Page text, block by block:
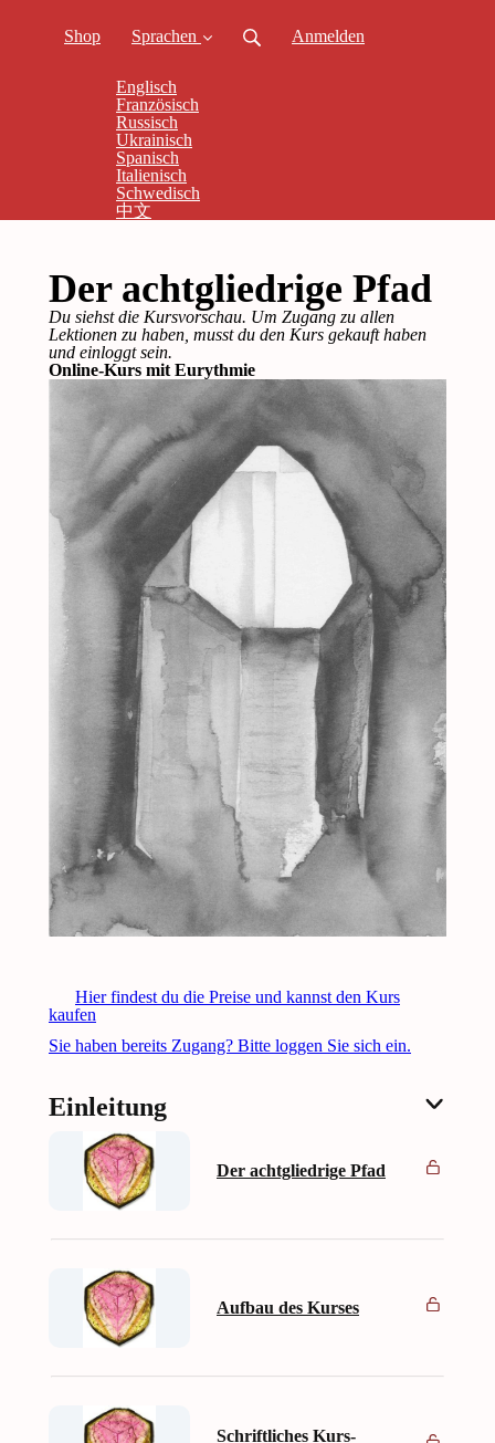
Shop Sprachen
Englisch
Französisch
Russisch
Ukrainisch
Spanisch
Italienisch
Schwedisch
中文
Anmelden
Der achtgliedrige Pfad
Du siehst die Kursvorschau. Um Zugang zu allen
Lektionen zu haben, musst du den Kurs gekauft haben
und einloggt sein.
Online-Kurs mit Eurythmie
Hier findest du die Preise und kannst den Kurs
kaufen
Sie haben bereits Zugang? Bitte loggen Sie sich ein.
Einleitung
Der achtgliedrige Pfad
Aufbau des Kurses
Schriftliches Kurs-